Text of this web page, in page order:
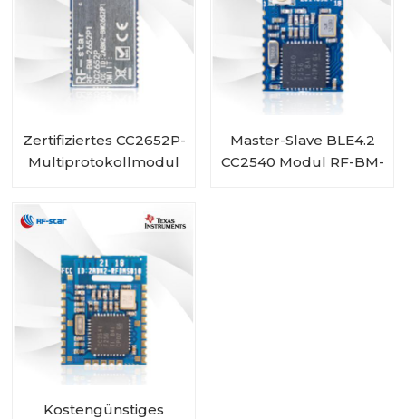
Zertifiziertes CC2652P-
Multiprotokollmodul
Master-Slave BLE4.2
CC2540 Modul RF-BM-
Kostengünstiges